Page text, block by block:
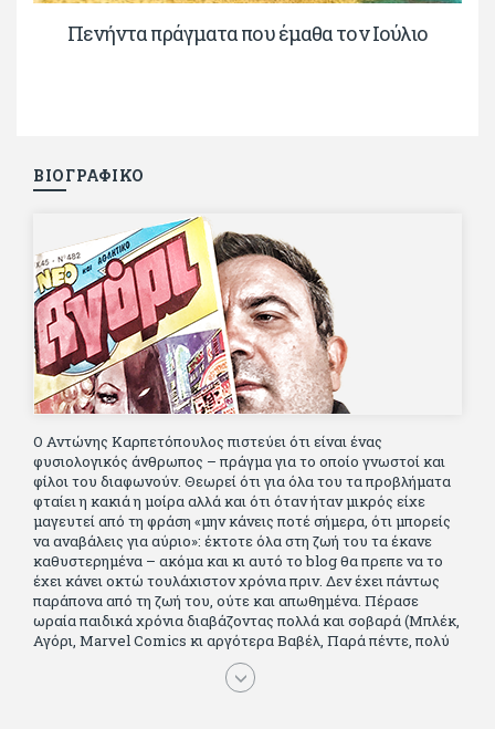
Πενήντα πράγματα που έμαθα τον Ιούλιο
ΒΙΟΓΡΑΦΙΚΟ
Ο Αντώνης Καρπετόπουλος πιστεύει ότι είναι ένας
φυσιολογικός άνθρωπος – πράγμα για το οποίο γνωστοί και
φίλοι του διαφωνούν. Θεωρεί ότι για όλα του τα προβλήματα
φταίει η κακιά η μοίρα αλλά και ότι όταν ήταν μικρός είχε
μαγευτεί από τη φράση «μην κάνεις ποτέ σήμερα, ότι μπορείς
να αναβάλεις για αύριο»: έκτοτε όλα στη ζωή του τα έκανε
καθυστερημένα – ακόμα και κι αυτό το blog θα πρεπε να το
έχει κάνει οκτώ τουλάχιστον χρόνια πριν. Δεν έχει πάντως
παράπονα από τη ζωή του, ούτε και απωθημένα. Πέρασε
ωραία παιδικά χρόνια διαβάζοντας πολλά και σοβαρά (Μπλέκ,
Αγόρι, Μarvel Comics κι αργότερα Βαβέλ, Παρά πέντε, πολύ
Αλέξανδρο Δουμά και αρκετό Ιούλιο Βέρν πριν τον κερδίσουν
τα αστυνομικά), απέκτησε τους σωστούς φίλους κυρίως γιατί